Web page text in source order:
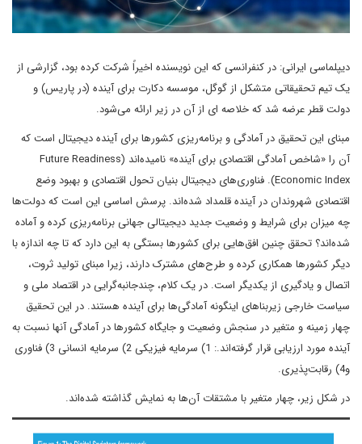
دیپلماسی ایرانی: در کنفرانسی که این نویسنده اخیراً شرکت کرده بود، گزارشی از
یک تیم تحقیقاتی متشکل از گوگل، موسسه دکارت برای آینده (در پاریس) و
دولت قطر عرضه شد که خلاصه ای از آن در زیر ارائه می‌­شود.
مبنای این تحقیق در آمادگی و برنامه­‌ریزی کشورها برای آینده دیجیتال است که
آن را «شاخص آمادگی اقتصادی برای آینده» نامیده‌­اند (Future Readiness
Economic Index). فناوری­‌های دیجیتال بنیان تحول اقتصادی و بهبود وضع
اقتصادی شهروندان در آینده قلمداد شده‌­اند. پرسش اساسی این است که دولت­‌ها
چه میزان برای شرایط و وضعیت جدید دیجیتالی جهانی برنامه‌­ریزی کرده و آماده
شده‌­اند؟ تحقق چنین افق­‌هایی برای کشورها بستگی به این دارد که تا چه اندازه با
دیگر کشورها همکاری کرده و طرح­‌های مشترک دارند، زیرا مبنای تولید ثروت،
اتصال و یادگیری از یکدیگر است. در یک کلام، چندجانبه‌­گرایی در اقتصاد ملی و
سیاست خارجی زیربناهای اینگونه آمادگی­‌ها برای آینده هستند. در این تحقیق
چهار زمینه و متغیر در سنجش وضعیت و جایگاه کشورها در آمادگی آن­ها نسبت به
آینده مورد ارزیابی قرار گرفته‌­اند.: 1) سرمایه فیزیکی 2) سرمایه انسانی 3) فناوری
و4) رقابت­‌پذیری.
در شکل زیر، چهار متغیر با مشتقات آن­‌ها به نمایش گذاشته شده‌اند.